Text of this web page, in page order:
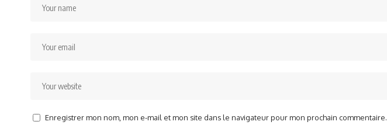
Enregistrer mon nom, mon e-mail et mon site dans le navigateur pour mon prochain commentaire.